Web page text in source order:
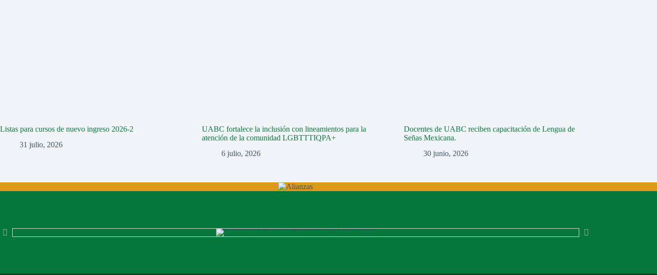
Listas para cursos de nuevo ingreso 2026-2
31 julio, 2026
UABC fortalece la inclusión con lineamientos para la
atención de la comunidad LGBTTTIQPA+
6 julio, 2026
Docentes de UABC reciben capacitación de Lengua de
Señas Mexicana.
30 junio, 2026